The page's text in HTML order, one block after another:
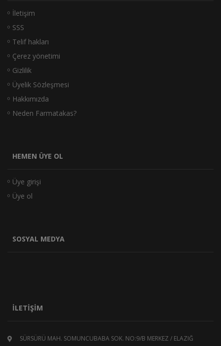
İletişim
SSS
Telif hakları
Çerez yönetimi
Gizlilik
Üyelik Sözleşmesi
Hakkımızda
Neden Farmatakas?
HEMEN ÜYE OL
Üye girişi
Üye ol
SOSYAL MEDYA
İLETIŞIM
SÜRSÜRÜ MAH. SOMUNCUBABA SOK. NO:9/B MERKEZ / ELAZIĞ